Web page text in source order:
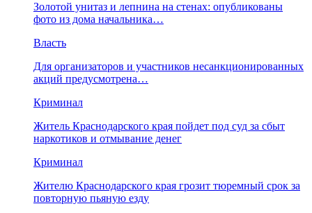
​Золотой унитаз и лепнина на стенах: опубликованы
фото из дома начальника…
Власть
Для организаторов и участников несанкционированных
акций предусмотрена…
Криминал
Житель Краснодарского края пойдет под суд за сбыт
наркотиков и отмывание денег
Криминал
Жителю Краснодарского края грозит тюремный срок за
повторную пьяную езду